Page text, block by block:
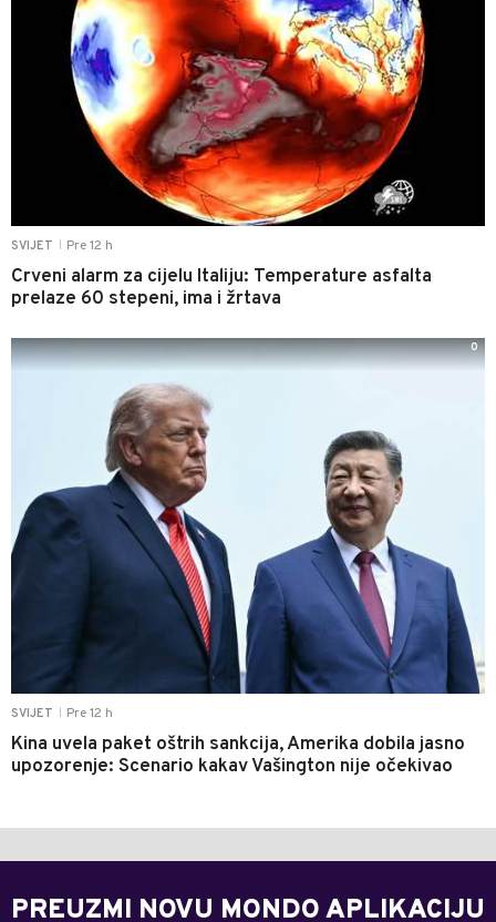
SVIJET Pre 12 h
Crveni alarm za cijelu Italiju: Temperature asfalta
prelaze 60 stepeni, ima i žrtava
SVIJET Pre 12 h
Kina uvela paket oštrih sankcija, Amerika dobila jasno
upozorenje: Scenario kakav Vašington nije očekivao
0
PREUZMI NOVU MONDO APLIKACIJU